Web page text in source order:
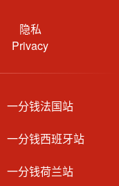
隐私
Privacy
一分钱法国站
一分钱西班牙站
一分钱荷兰站